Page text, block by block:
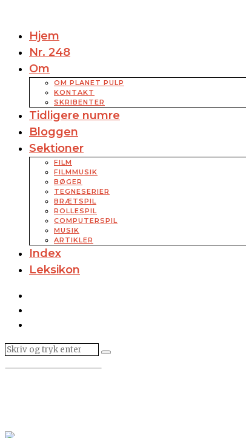
Hjem
Nr. 248
Om
OM PLANET PULP
KONTAKT
SKRIBENTER
Tidligere numre
Bloggen
Sektioner
FILM
FILMMUSIK
BØGER
TEGNESERIER
BRÆTSPIL
ROLLESPIL
COMPUTERSPIL
MUSIK
ARTIKLER
Index
Leksikon